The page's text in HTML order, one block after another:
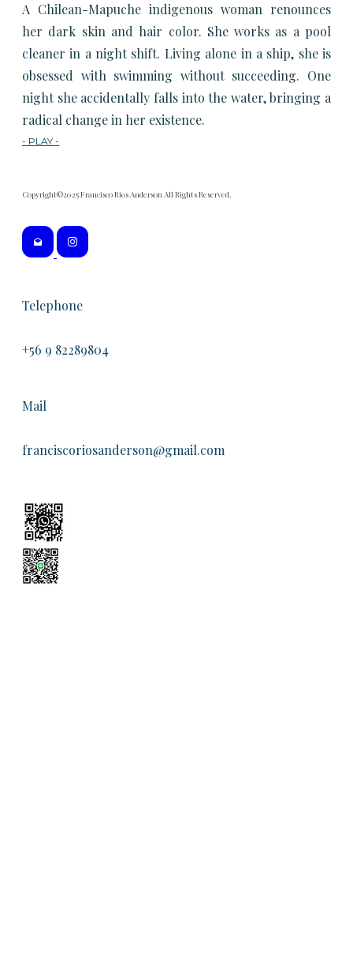
A Chilean-Mapuche indigenous woman renounces
her dark skin and hair color. She works as a pool
cleaner in a night shift. Living alone in a ship, she is
obsessed with swimming without succeeding. One
night she accidentally falls into the water, bringing a
radical change in her existence.
- PLAY -
Copyright©2025 Francisco Rios Anderson All Rights Reserved.
Telephone
+56 9 82289804
Mail
franciscoriosanderson@gmail.com